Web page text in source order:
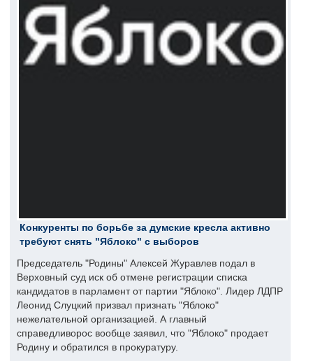
Конкуренты по борьбе за думские кресла активно
требуют снять "Яблоко" с выборов
Председатель "Родины" Алексей Журавлев подал в
Верховный суд иск об отмене регистрации списка
кандидатов в парламент от партии "Яблоко". Лидер ЛДПР
Леонид Слуцкий призвал признать "Яблоко"
нежелательной организацией. А главный
справедливорос вообще заявил, что "Яблоко" продает
Родину и обратился в прокуратуру.